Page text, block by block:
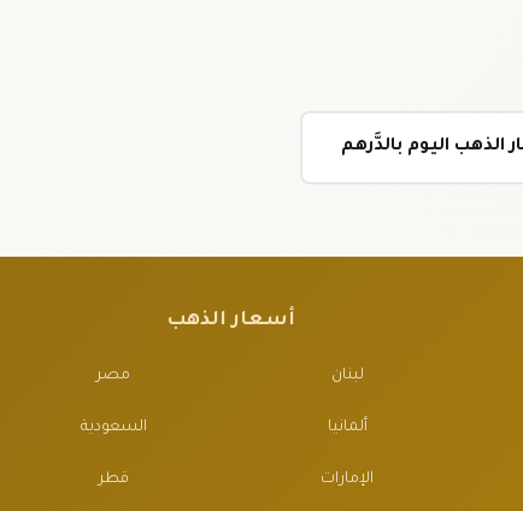
الذهب اليوم بالدَّرهم
أسعار الذهب
لبنان مصر
ألمانيا السعودية
الإمارات قطر